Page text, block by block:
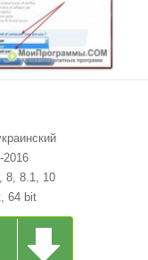
8, 8.1, 10
64 bit